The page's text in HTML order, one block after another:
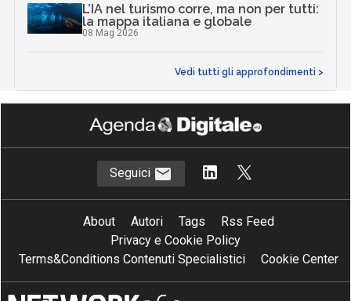
L’IA nel turismo corre, ma non per tutti:
la mappa italiana e globale
08 Mag 2026
Vedi tutti gli approfondimenti >
Seguici
About Autori Tags
Rss Feed
Privacy e Cookie Policy
Terms&Conditions Contenuti Specialistici
Cookie Center